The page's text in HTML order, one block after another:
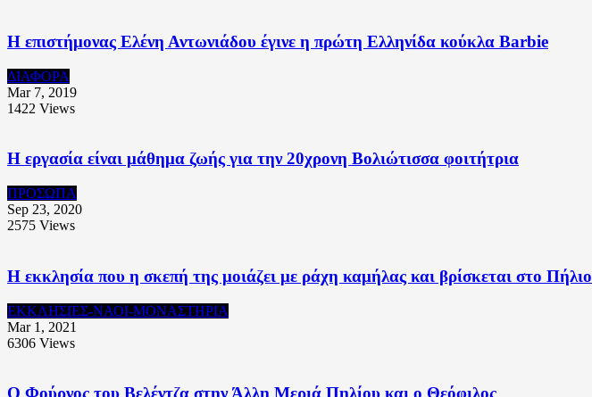
Η επιστήμονας Ελένη Αντωνιάδου έγινε η πρώτη Ελληνίδα κούκλα Barbie
ΔΙΑΦΟΡΑ
Mar 7, 2019
1422 Views
Η εργασία είναι μάθημα ζωής για την 20χρονη Βολιώτισσα φοιτήτρια
ΠΡΟΣΩΠΑ
Sep 23, 2020
2575 Views
Η εκκλησία που η σκεπή της μοιάζει με ράχη καμήλας και βρίσκεται στο Πήλιο
ΕΚΚΛΗΣΙΕΣ-ΝΑΟΙ-ΜΟΝΑΣΤΗΡΙΑ
Mar 1, 2021
6306 Views
O Φούρνος του Βελέντζα στην Άλλη Μεριά Πηλίου και ο Θεόφιλος